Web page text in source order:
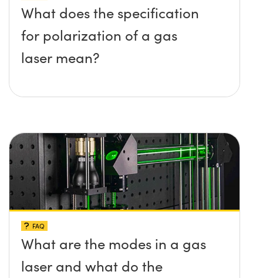
What does the specification
for polarization of a gas
laser mean?
FAQ
What are the modes in a gas
laser and what do the